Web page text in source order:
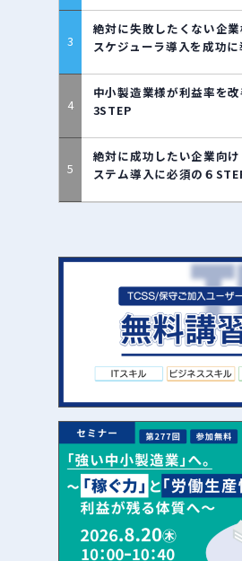
絶対に失敗したくない企
スケジューラ導入を成功
中小製造業様が利益率を
3STEP
絶対に成功したい企業向
ステム導入に必須の６